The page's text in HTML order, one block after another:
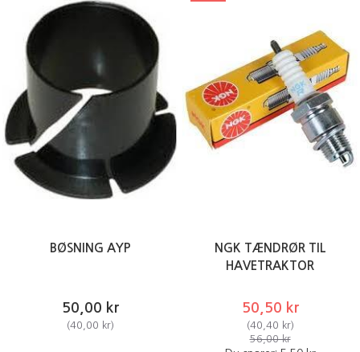
BØSNING AYP
50,00 kr
(40,00 kr)
NGK TÆNDRØR TIL
HAVETRAKTOR
50,50 kr
(40,40 kr)
56,00 kr